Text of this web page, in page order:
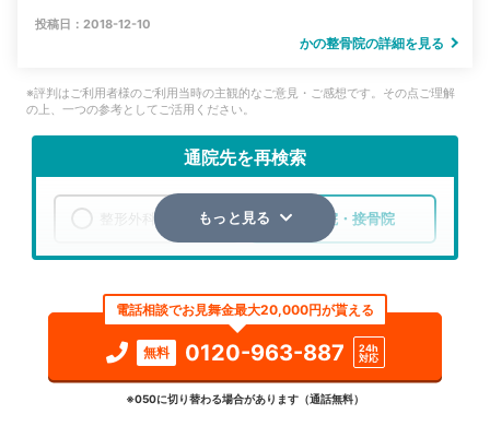
投稿日：2018-12-10
かの整骨院の詳細を見る
※評判はご利用者様のご利用当時の主観的なご意見・ご感想です。その点ご理解
の上、一つの参考としてご活用ください。
通院先を再検索
整形外科 整骨院・接骨院
検索する
詳細条件で絞り込む
もっと見る
電話相談でお見舞金最大20,000円が貰える
無料 0120-963-887
24h
対応
※050に切り替わる場合があります（通話無料）